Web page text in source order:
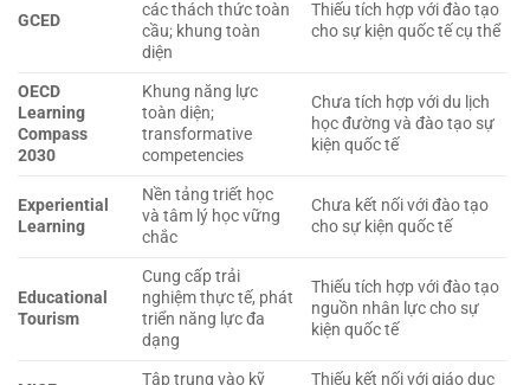
GCED
các thách thức toàn
cầu; khung toàn
diện
Thiếu tích hợp với đào tạo
cho sự kiện quốc tế cụ thể
OECD
Learning
Compass
2030
Khung năng lực
toàn diện;
transformative
competencies
Chưa tích hợp với du lịch
học đường và đào tạo sự
kiện quốc tế
Experiential
Learning
Nền tảng triết học
và tâm lý học vững
chắc
Chưa kết nối với đào tạo
cho sự kiện quốc tế
Educational
Tourism
Cung cấp trải
nghiệm thực tế, phát
triển năng lực đa
dạng
Thiếu tích hợp với đào tạo
nguồn nhân lực cho sự
kiện quốc tế
Tập trung vào kỹ
Thiếu kết nối với giáo dục